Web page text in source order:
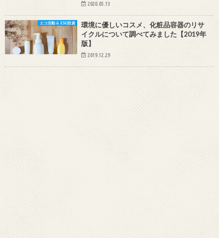
2020.05.13
エコ活動 & ESG投資
環境に優しいコスメ、化粧品容器のリサ
イクルについて調べてみました【2019年
版】
2019.12.29